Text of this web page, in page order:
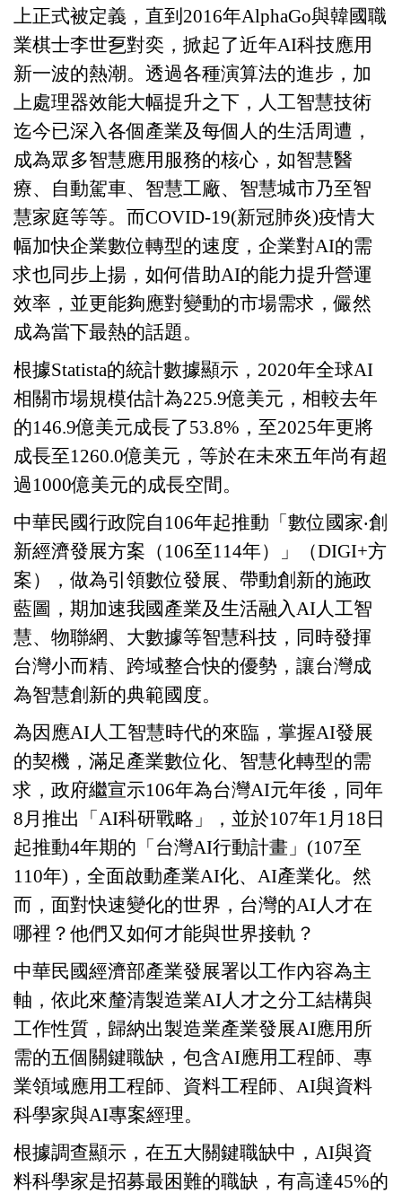
上正式被定義，直到 2016年AlphaGo與韓國職
業棋士李世乭對奕，掀起了近年AI科技應用
新一波的熱潮。 透過各種演算法的進步 ， 加
上處理器效能大幅提升之下 ，人工智慧技術
迄今已深入各個產業及每個人的生活周遭 ，
成為眾多智慧應用服務的核心，如智慧醫
療、自動駕車、智慧工廠、智慧城市乃至智
慧家庭等等。而COVID-19(新冠肺炎)疫情大
幅加快企業數位轉型的速度，企業對AI的需
求也同步上揚，如何借助AI的能力提升營運
效率，並更能夠應對變動的市場需求，儼然
成為當下最熱的話題。
根據Statista的統計數據顯示， 2020年全球AI
相關市場規模估計為225.9億美元，相較去年
的146.9億美元成長了53.8% ，至2025年更將
成長至1260.0億美元，等於在未來五年尚有超
過1000億美元的成長空間。
中華民國行政院自 106年起推動「數位國家‧創
新經濟發展方案（ 106至114年）」（DIGI+方
案），做為引領數位發展、帶動創新的施政
藍圖，期加速我國產業及生活融入 AI人工智
慧、物聯網、大數據等智慧科技，同時發揮
台灣小而精、跨域整合快的優勢，讓台灣成
為智慧創新的典範國度。
為因應AI人工智慧時代的來臨，掌握AI發展
的契機，滿足產業數位化、智慧化轉型的需
求，政府繼宣示106年為台灣AI元年後，同年
8 月推出「 AI科研戰略」，並於107年1 月 18 日
起推動4年期的「台灣AI行動計畫」 (107至
110年) ，全面啟動產業AI化、 AI產業化。然
而，面對快速變化的世界，台灣的AI人才在
哪裡？他們又如何才能與世界接軌？
中華民國經濟部產業發展署以工作內容為主
軸，依此來釐清製造業AI人才之分工結構與
工作性質，歸納出製造業產業發展AI應用所
需的五個關鍵職缺，包含AI應用工程師、專
業領域應用工程師、資料工程師、 AI與資料
科學家與AI專案經理。
根據調查顯示，在五大關鍵職缺中， AI與資
料科學家是招募最困難的職缺，有高達45%的